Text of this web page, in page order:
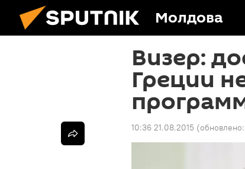
Молдова
Визер:
Греции
10:36 21.08.2015 (обновлено: